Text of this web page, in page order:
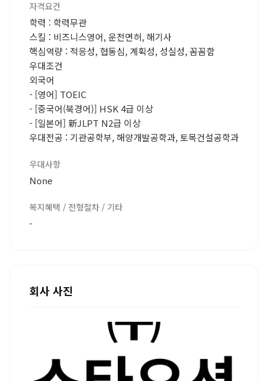
자격요건
학력 : 학력무관
스킬 : 비즈니스영어, 운전면허, 해기사
핵심역량 : 적응성, 협동심, 계획성, 성실성, 꼼꼼함
우대조건
외국어
- [영어] TOEIC
- [중국어(북경어)] HSK 4급 이상
- [일본어] 新JLPT N2급 이상
우대전공 : 기관공학부, 해양개발공학과, 토목건설공학과
우대사항
None
복지혜택 / 전형절차 / 기타
-
회사 사진